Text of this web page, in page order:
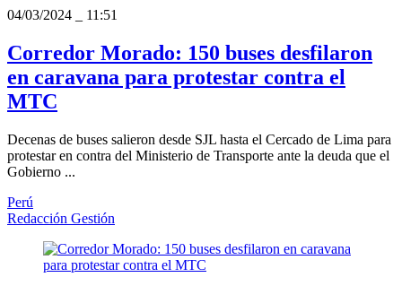
04/03/2024
11:51
Corredor Morado: 150 buses desfilaron
en caravana para protestar contra el
MTC
Decenas de buses salieron desde SJL hasta el Cercado de Lima para
protestar en contra del Ministerio de Transporte ante la deuda que el
Gobierno ...
Perú
Redacción Gestión